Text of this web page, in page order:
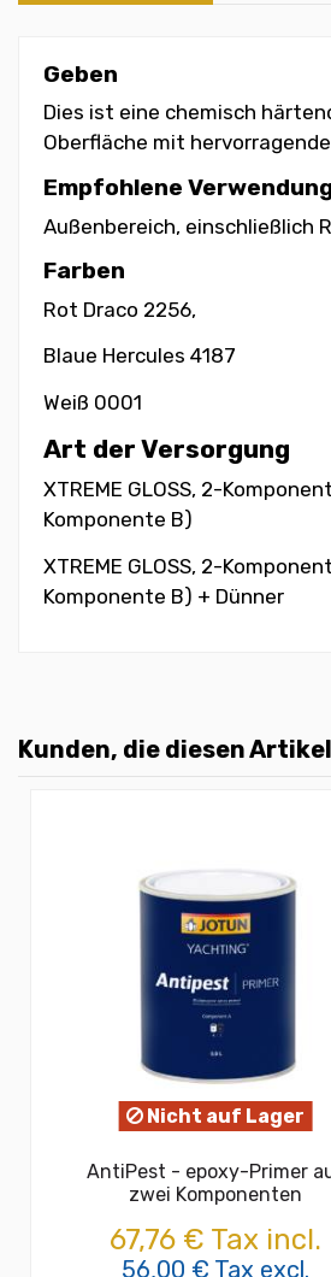
Geben
Dies ist eine chemisch
Oberfläche mit
Empfohlene
Außenbereich, einschließlich
Farben
Rot Draco 2256,
Blaue Hercules 4187
Weiß 0001
Art der Versorgung
XTREME GLOSS, 2-
Komponente B)
XTREME GLOSS, 2-
Komponente B) + Dünner
Kunden, die diesen
Nicht auf Lager
AntiPest - epoxy-Primer
zwei Komponenten
67,76 € Tax incl.
56,00 € Tax excl.